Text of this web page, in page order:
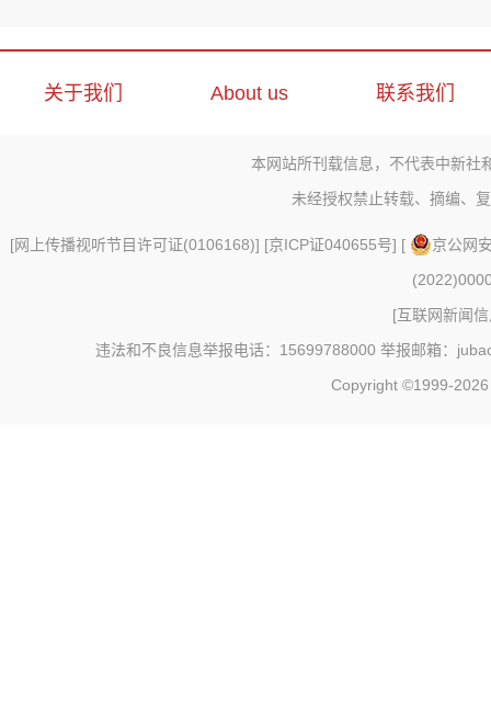
关于我们 About us 联系我们
本网站所刊载信息，不代表中新社
未经授权禁止转载、摘编、
[网上传播视听节目许可证(0106168)] [京ICP证040655号] [
京公网
[互联网新闻
违法和不良信息举报电话：15699788000 举报邮箱：
Copyright ©1999-